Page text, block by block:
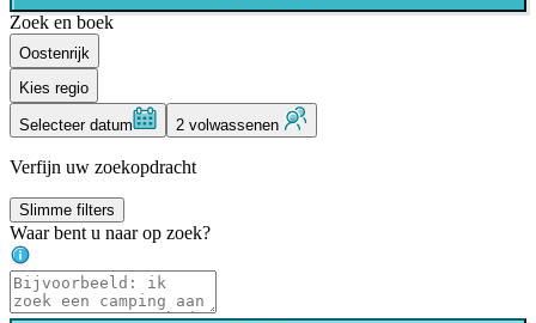
Zoek en boek
Oostenrijk
Kies regio
Selecteer datum 2 volwassenen
Verfijn uw zoekopdracht
Slimme filters
Waar bent u naar op zoek?